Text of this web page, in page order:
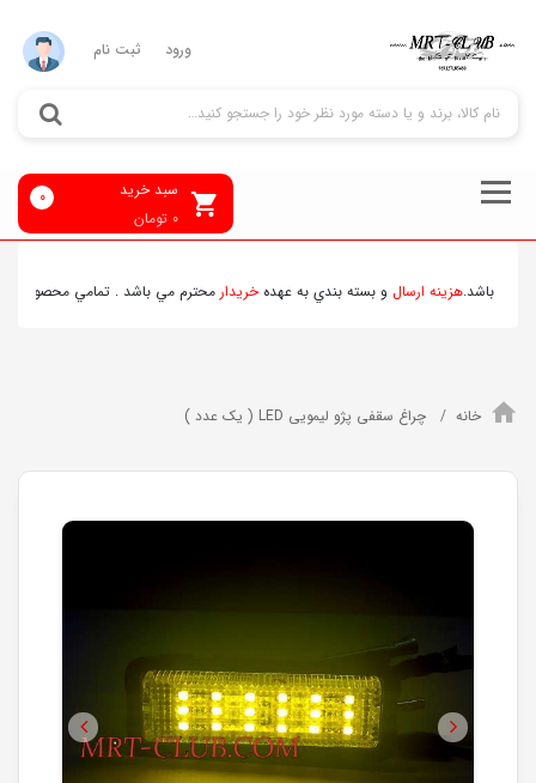
ورود ثبت نام
سبد خرید
0 تومان
0
باشد.هزينه ارسالو بسته بندي به عهدهخريدارمحترم مي باشد . تمامي محصولات
خانه چراغ سقفی پژو لیمویی LED ( یک عدد )
Previous Next